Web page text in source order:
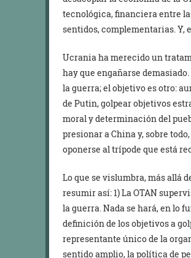
tecnológica, financiera entre
sentidos, complementarias. Y,
Ucrania ha merecido un
hay que engañarse
la guerra; el objetivo es otro:
de Putin, golpear objetivos
moral y determinación del
presionar a China y, sobre
oponerse al trípode que está
Lo que se vislumbra, más allá
resumir así: 1) La OTAN
la guerra. Nada se hará, en lo
definición de los objetivos a
representante único de la
sentido amplio, la política de